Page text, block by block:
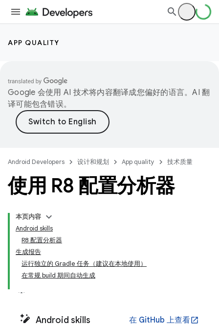
APP QUALITY
Google 会使用 AI 技术将内容翻译成您偏好的语言。AI 翻
译可能包含错误。
Android Developers 设计和规划 App quality 技术质量
使用 R8 配置分析器
本页内容
Android skills
R8 配置分析器
生成报告
运行独立的 Gradle 任务（建议在本地使用）
在常规 build 期间自动生成
Android skills 在 GitHub 上查看open_in_new